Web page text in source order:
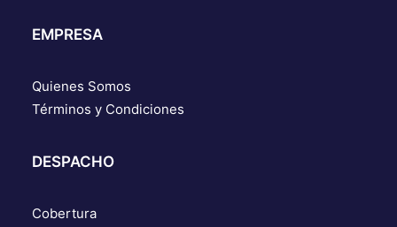
EMPRESA
Quienes Somos
Términos y Condiciones
DESPACHO
Cobertura